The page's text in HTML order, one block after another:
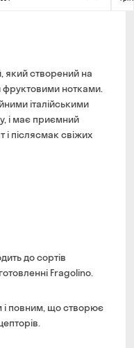
який створений на
фруктовими нотками.
італійськими
і має приємний
післясмак свіжих
до сортів
Fragolino.
і повним, що створює